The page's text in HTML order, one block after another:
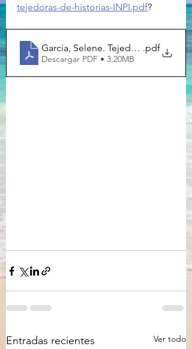
tejedoras-de-historias-INPI.pdf?
García, Selene. Tejedoras-de-
.pdf
Descargar PDF • 3.20MB
Entradas recientes Ver todo